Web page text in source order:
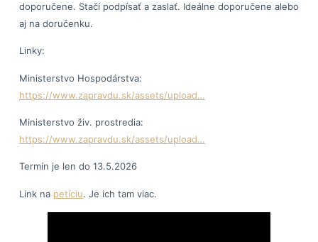
doporučene. Stačí podpísať a zaslať. Ideálne doporučene alebo
aj na doručenku.
Linky:
Ministerstvo Hospodárstva:
https://www.zapravdu.sk/assets/upload…
Ministerstvo živ. prostredia:
https://www.zapravdu.sk/assets/upload…
Termín je len do 13.5.2026
Link na petíciu. Je ich tam viac.